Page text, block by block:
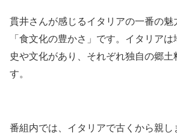
貫井さんが感じるイタリアの一番の魅
「食文化の豊かさ」です。イタリア
史や文化があり、それぞれ独自の郷土
す。
番組内では、イタリアで古くから親し